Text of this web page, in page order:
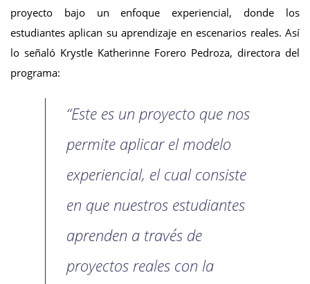
proyecto bajo un enfoque experiencial, donde los
estudiantes aplican su aprendizaje en escenarios reales. Así
lo señaló Krystle Katherinne Forero Pedroza, directora del
programa:
“Este es un proyecto que nos
permite aplicar el modelo
experiencial, el cual consiste
en que nuestros estudiantes
aprenden a través de
proyectos reales con la